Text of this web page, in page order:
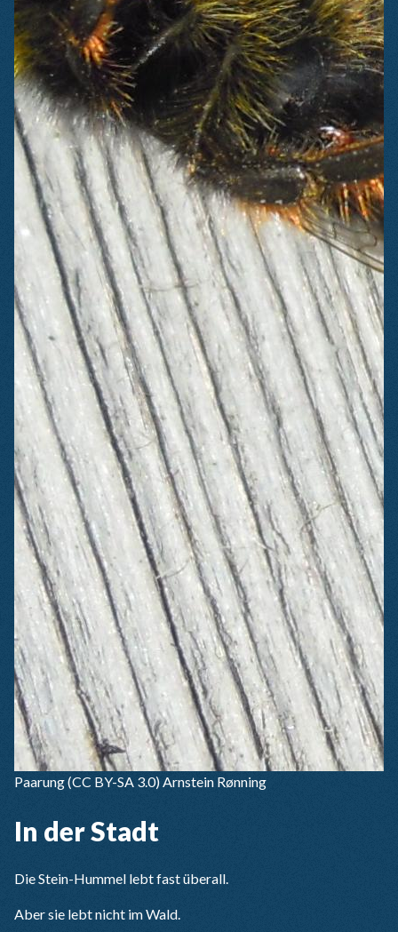
Paarung(CC BY-SA 3.0) Arnstein Rønning
In der Stadt
Die Stein-Hummel lebt fast überall.
Aber sie lebt nicht im Wald.